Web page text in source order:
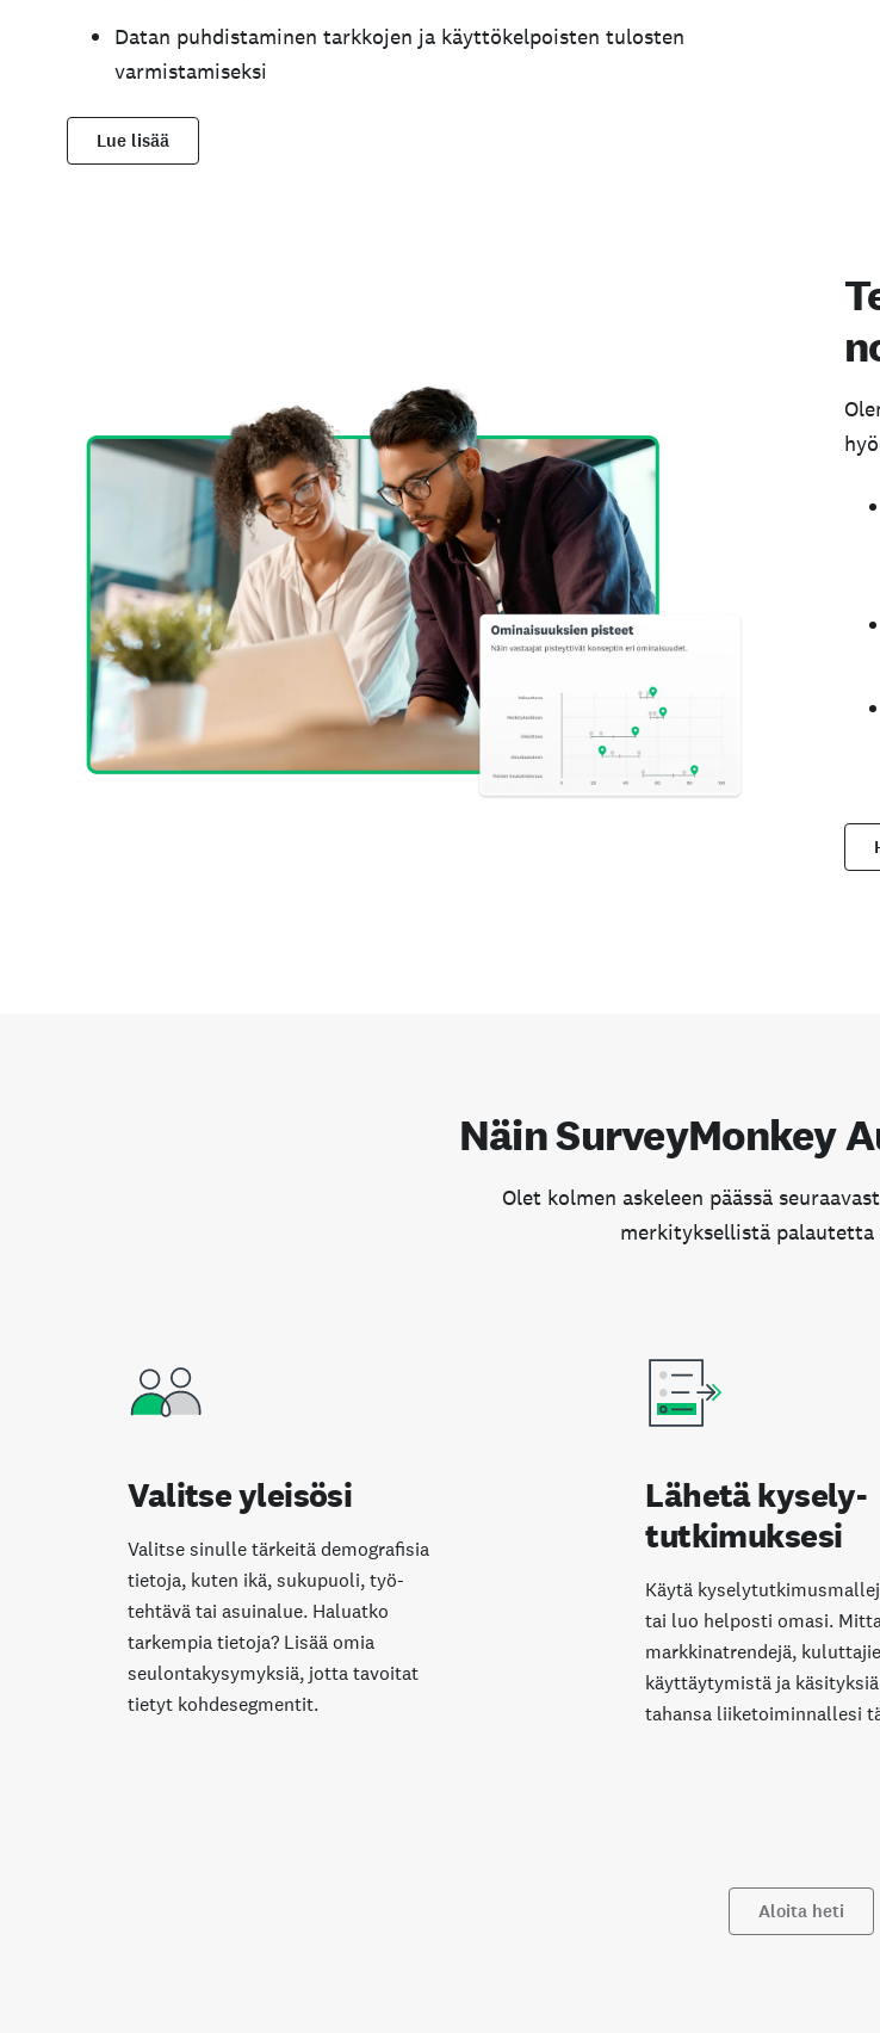
Datan puhdistaminen tarkkojen ja käyttökelpoisten tulosten
varmistamiseksi
Lue lisää
Näin SurveyMonkey
Olet kolmen askeleen päässä
merkityksellistä palautetta
Valitse yleisösi
Valitse sinulle tärkeitä demografisia
tietoja, kuten ikä, sukupuoli, työ­
tehtävä tai asuinalue. Haluatko
tarkempia tietoja? Lisää omia
seulonta­kysymyksiä, jotta tavoitat
tietyt kohdesegmentit.
Lähetä kysely­
tutkimuksesi
Käytä
tai luo helposti omasi.
markkina­trendejä,
käyttäytymistä ja
tahansa liiketoiminnallesi
Aloita heti